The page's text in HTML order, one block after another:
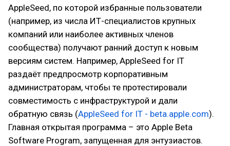
AppleSeed, по которой избранные пользователи
(например, из числа ИТ-специалистов крупных
компаний или наиболее активных членов
сообщества) получают ранний доступ к новым
версиям систем. Например, AppleSeed for IT
раздаёт предпросмотр корпоративным
администраторам, чтобы те протестировали
совместимость с инфраструктурой и дали
обратную связь (AppleSeed for IT - beta.apple.com).
Главная открытая программа – это Apple Beta
Software Program, запущенная для энтузиастов.